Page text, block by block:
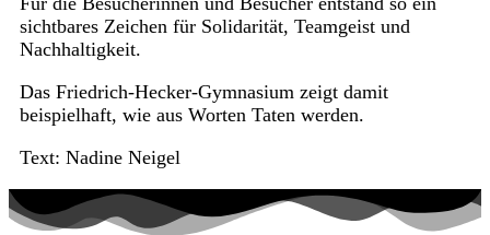
sichtbares Zeichen für Solidarität, Teamgeist und
Nachhaltigkeit.
Das Friedrich-Hecker-Gymnasium zeigt damit
beispielhaft, wie aus Worten Taten werden.
Text: Nadine Neigel